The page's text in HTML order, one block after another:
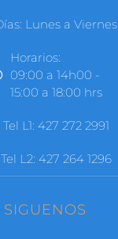
Lunes a Viernes
Horarios:
09:00 a 14h00 -
15:00 a 18:00 hrs
Tel L1: 427 272 2991
Tel L2: 427 264 1296
SIGUENOS